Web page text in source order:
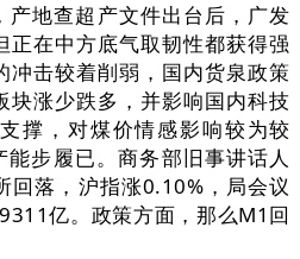
地查超产文件出台后，广发
正在中方底气取韧性都获得强
冲击较着削弱，国内货泉政策
块涨少跌多，并影响国内科技
撑，对煤价情感影响较为较
能步履已。商务部旧事讲话人
回落，沪指涨0.10%，局会议
亿。政策方面，那么M1回